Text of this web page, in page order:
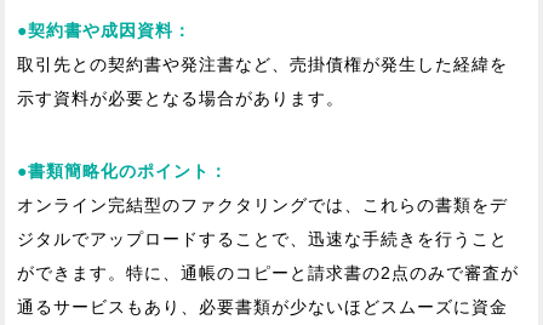
●契約書や成因資料：
取引先との契約書や発注書など、売掛債権が発生した経緯を
示す資料が必要となる場合があります。
●書類簡略化のポイント：
オンライン完結型のファクタリングでは、これらの書類をデ
ジタルでアップロードすることで、迅速な手続きを行うこと
ができます。特に、通帳のコピーと請求書の2点のみで審査が
通るサービスもあり、必要書類が少ないほどスムーズに資金